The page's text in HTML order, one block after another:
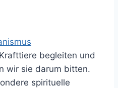
begleiten und
wir sie darum bitten.
spirituelle